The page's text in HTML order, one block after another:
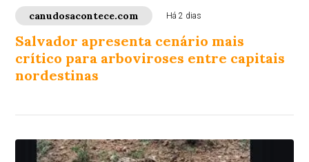
canudosacontece.com Há 2 dias
Salvador apresenta cenário mais
crítico para arboviroses entre capitais
nordestinas